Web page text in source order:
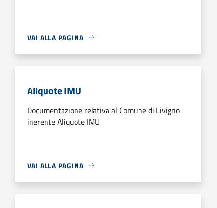
VAI ALLA PAGINA
Aliquote IMU
Documentazione relativa al Comune di Livigno
inerente Aliquote IMU
VAI ALLA PAGINA